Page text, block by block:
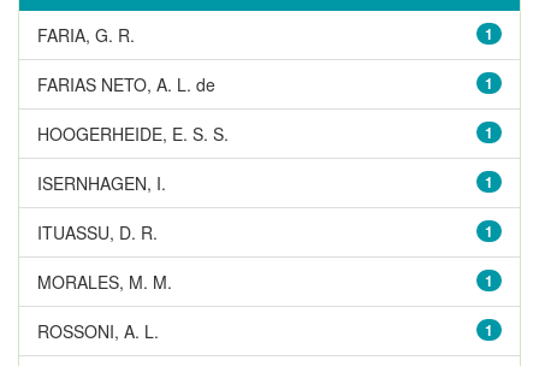
1
FARIA, G. R.
1
FARIAS NETO, A. L. de
1
HOOGERHEIDE, E. S. S.
1
ISERNHAGEN, I.
1
ITUASSU, D. R.
1
MORALES, M. M.
1
ROSSONI, A. L.